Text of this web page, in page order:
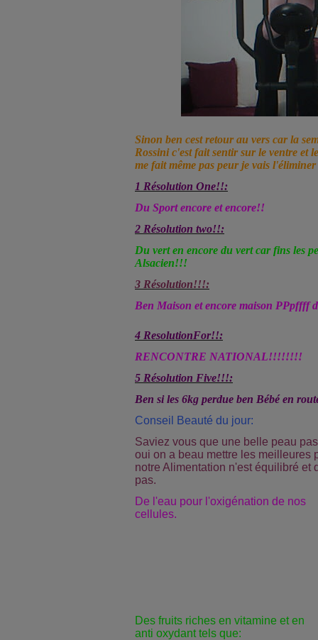
Sinon ben cest retour au vers car la
Rossini c'est fait sentir sur le ventre et
me fait même pas peur je vais
1 Résolution One!!:
Du Sport encore et encore!!
2 Résolution two!!:
Du vert en encore du vert car fins les
Alsacien!!!
3 Résolution!!!:
Ben Maison et encore maison PPpffff
4 ResolutionFor!!:
RENCONTRE NATIONAL!!!!!!!!
5 Résolution Five!!!:
Ben si les 6kg perdue ben Bébé en
Conseil Beauté du jour:
Saviez vous que une belle peau
oui on a beau mettre les meilleures
notre Alimentation n'est équilibré et
pas.
De l'eau pour l'oxigénation de nos
cellules.
Des fruits riches en vitamine et en
anti oxydant tels que: